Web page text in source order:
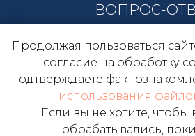
ВОПРОС-
О
ОБРАТНЫЙ
Продолжая пользоваться
согласие на обработку
подтверждаете факт
использования
Если вы не хотите,
обрабатывались,